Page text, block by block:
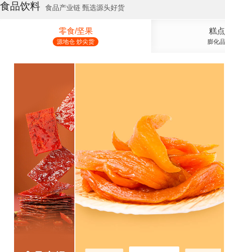
食品饮料 食品产业链 甄选源头好货
零食/坚果
源地仓 炒尖货
糕
膨化